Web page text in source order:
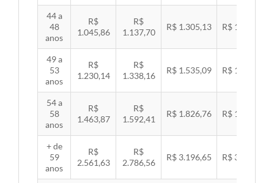
44 a
48
anos
R$
1.045,86
R$
1.137,70
R$ 1.305,13 R$ 1.344,92
49 a
53
anos
R$
1.230,14
R$
1.338,16
R$ 1.535,09 R$ 1.581,89
54 a
58
anos
R$
1.463,87
R$
1.592,41
R$ 1.826,76 R$ 1.882,45
+ de
59
anos
R$
2.561,63
R$
2.786,56
R$ 3.196,65 R$ 3.294,10